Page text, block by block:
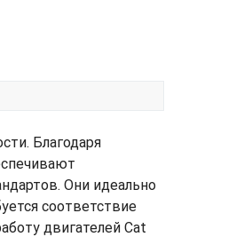
Благодаря
Они идеально
соответствие
двигателей Cat